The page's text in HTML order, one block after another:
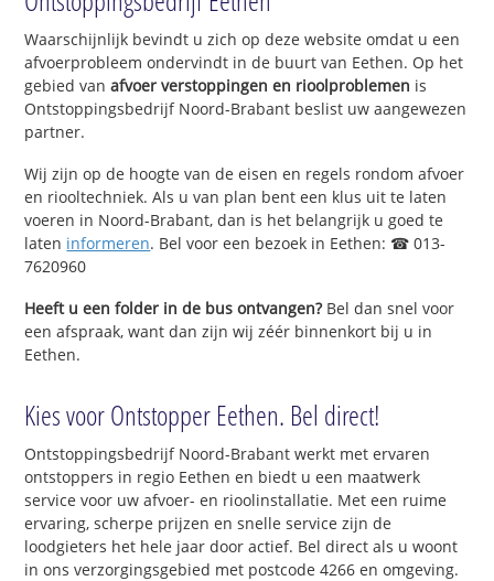
Waarschijnlijk bevindt u zich op deze website omdat u een
afvoerprobleem ondervindt in de buurt van Eethen. Op het
gebied vanafvoer verstoppingen en rioolproblemen is
Ontstoppingsbedrijf Noord-Brabant beslist uw aangewezen
partner.
Wij zijn op de hoogte van de eisen en regels rondom afvoer
en riooltechniek. Als u van plan bent een klus uit te laten
voeren in Noord-Brabant, dan is het belangrijk u goed te
laten informeren. Bel voor een bezoek in Eethen: ☎ 013-
7620960
Heeft u een folder in de bus ontvangen?Bel dan snel voor
een afspraak, want dan zijn wij zéér binnenkort bij u in
Eethen.
Kies voor Ontstopper Eethen. Bel direct!
Ontstoppingsbedrijf Noord-Brabant werkt met ervaren
ontstoppers in regio Eethen en biedt u een maatwerk
service voor uw afvoer- en rioolinstallatie. Met een ruime
ervaring, scherpe prijzen en snelle service zijn de
loodgieters het hele jaar door actief. Bel direct als u woont
in ons verzorgingsgebied met postcode 4266 en omgeving.